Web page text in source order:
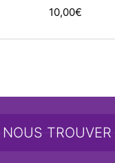
10,00€
NOUS TROUVER